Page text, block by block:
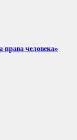
права человека»